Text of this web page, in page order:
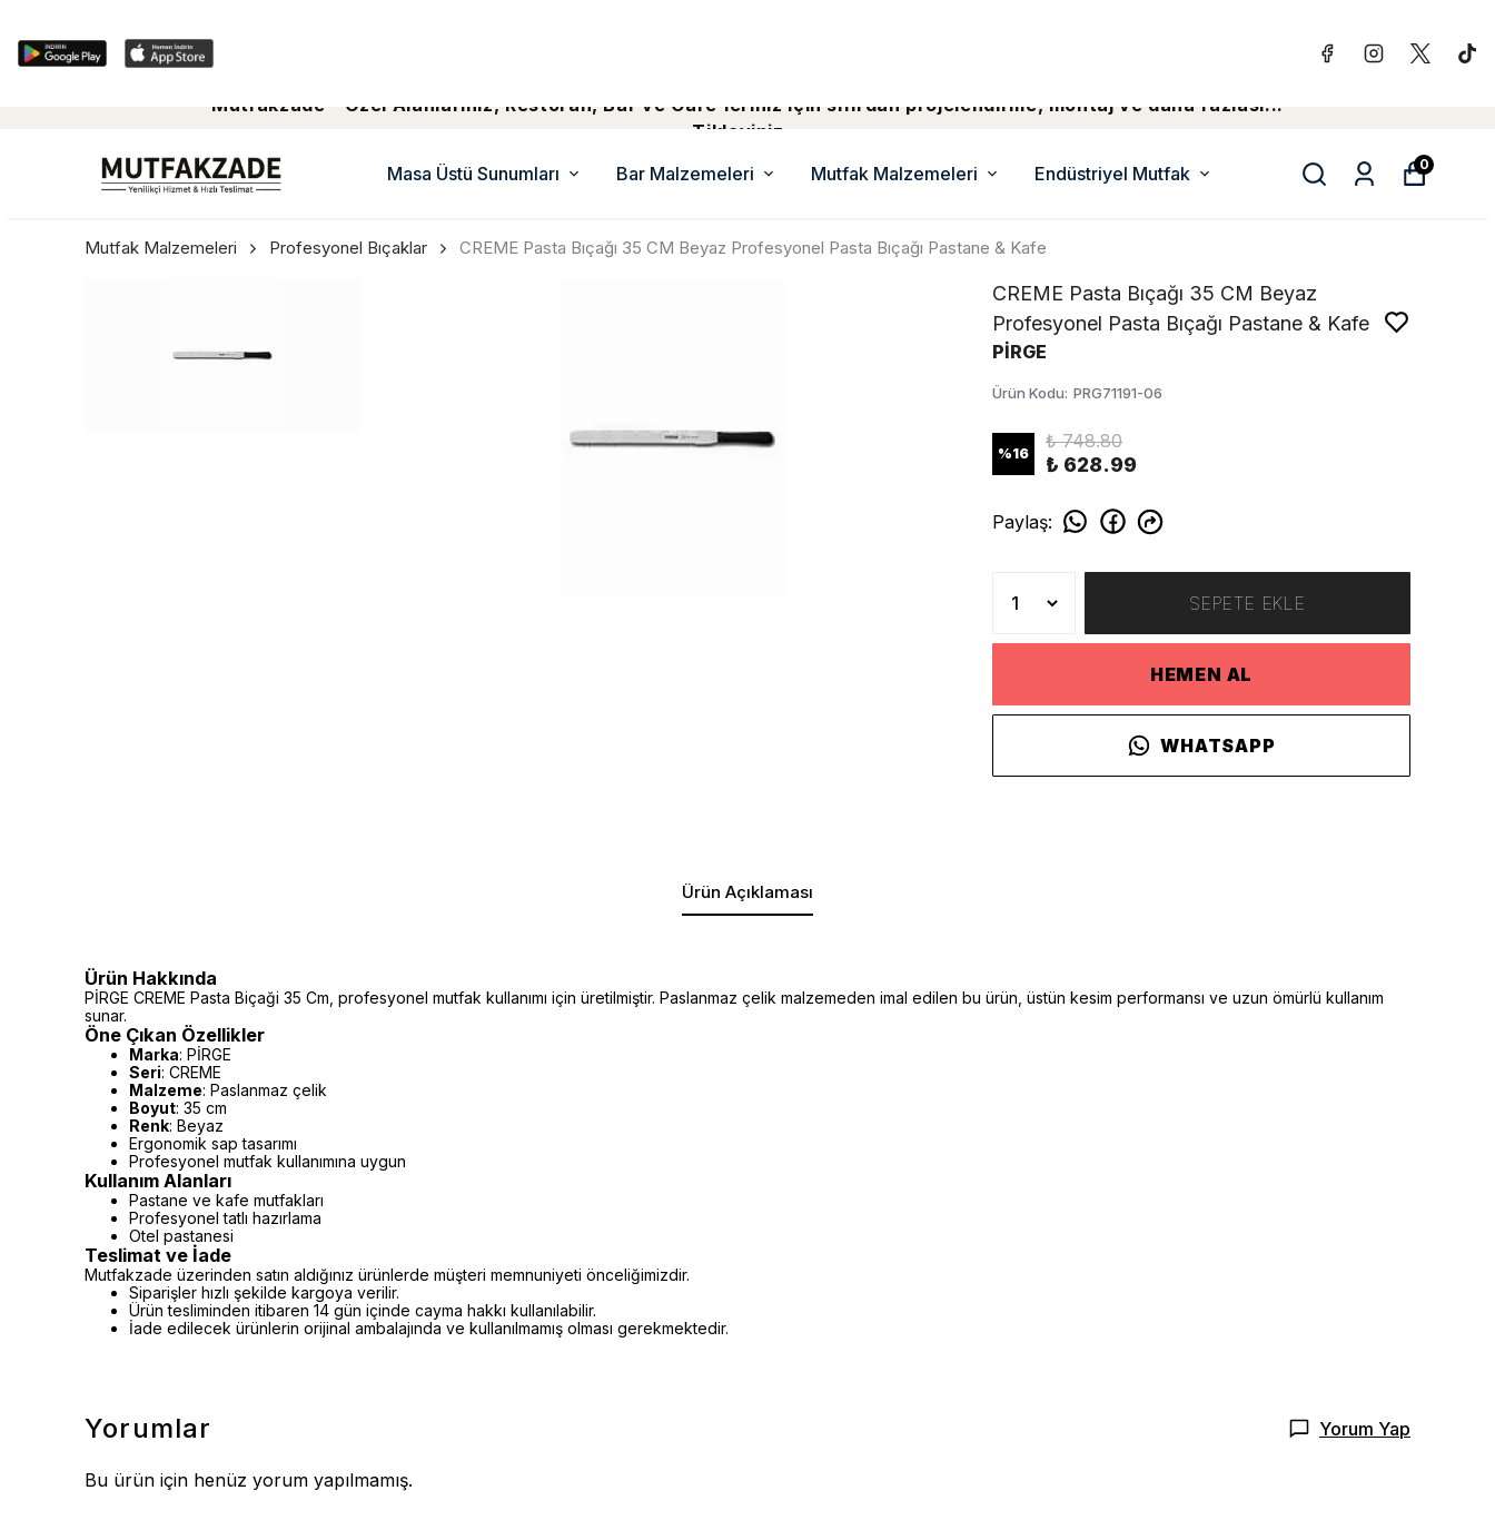
Mutfakzade - Özel Alanlariniz, Restoran, Bar ve Cafe'leriniz için sıfırdan projelendirme, montaj ve daha fazlasi...
Tiklayiniz...
Masa Üstü Sunumları
Bar Malzemeleri Mutfak Malzemeleri Endüstriyel Mutfak 0
Mutfak Malzemeleri Profesyonel Bıçaklar CREME Pasta Bıçağı 35 CM Beyaz Profesyonel Pasta Bıçağı Pastane & Kafe
CREME Pasta Bıçağı 35 CM Beyaz
Profesyonel Pasta Bıçağı Pastane & Kafe
PİRGE
Ürün Kodu: PRG71191-06
%16
₺ 748.80
₺ 628.99
Paylaş:
SEPETE EKLE
HEMEN AL
WHATSAPP
Ürün Açıklaması
Ürün Hakkında
PİRGE CREME Pasta Biçaği 35 Cm, profesyonel mutfak kullanımı için üretilmiştir. Paslanmaz çelik malzemeden imal edilen bu ürün, üstün kesim performansı ve uzun ömürlü kullanım
sunar.
Öne Çıkan Özellikler
Marka: PİRGE
Seri: CREME
Malzeme: Paslanmaz çelik
Boyut: 35 cm
Renk: Beyaz
Ergonomik sap tasarımı
Profesyonel mutfak kullanımına uygun
Kullanım Alanları
Pastane ve kafe mutfakları
Profesyonel tatlı hazırlama
Otel pastanesi
Teslimat ve İade
Mutfakzade üzerinden satın aldığınız ürünlerde müşteri memnuniyeti önceliğimizdir.
Siparişler hızlı şekilde kargoya verilir.
Ürün tesliminden itibaren 14 gün içinde cayma hakkı kullanılabilir.
İade edilecek ürünlerin orijinal ambalajında ve kullanılmamış olması gerekmektedir.
Yorumlar Yorum Yap
Bu ürün için henüz yorum yapılmamış.